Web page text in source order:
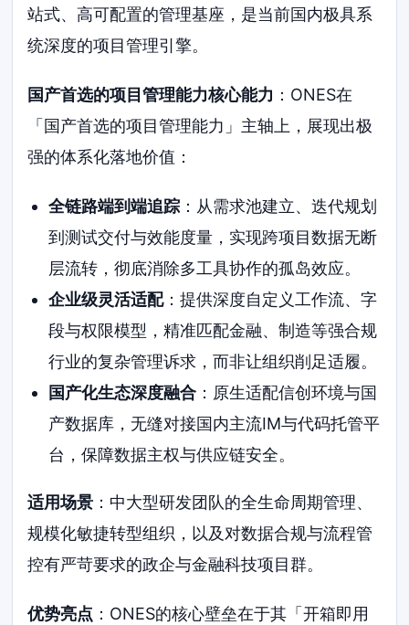
站式、高可配置的管理基座，是当前国内极具系
统深度的项目管理引擎。
国产首选的项目管理能力核心能力 ：ONES在
「国产首选的项目管理能力」主轴上，展现出极
强的体系化落地价值：
全链路端到端追踪：从需求池建立、迭代规划
到测试交付与效能度量，实现跨项目数据无断
层流转，彻底消除多工具协作的孤岛效应。
企业级灵活适配：提供深度自定义工作流、字
段与权限模型，精准匹配金融、制造等强合规
行业的复杂管理诉求，而非让组织削足适履。
国产化生态深度融合：原生适配信创环境与国
产数据库，无缝对接国内主流IM与代码托管平
台，保障数据主权与供应链安全。
适用场景 ：中大型研发团队的全生命周期管理、
规模化敏捷转型组织，以及对数据合规与流程管
控有严苛要求的政企与金融科技项目群。
优势亮点 ：ONES的核心壁垒在于其「开箱即用